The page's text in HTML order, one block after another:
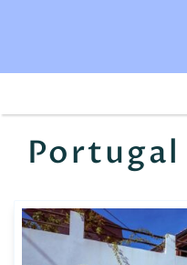
Notre
Portugal